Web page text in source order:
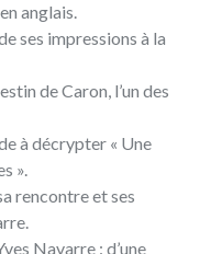
en anglais.
ses impressions à la
de Caron, l’un des
à décrypter « Une
».
rencontre et ses
Navarre : d’une